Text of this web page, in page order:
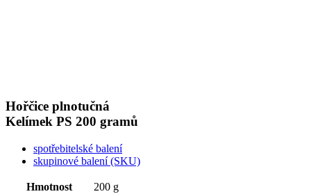
Hořčice plnotučná
Kelímek PS 200 gramů
spotřebitelské balení
skupinové balení (SKU)
Hmotnost
200 g